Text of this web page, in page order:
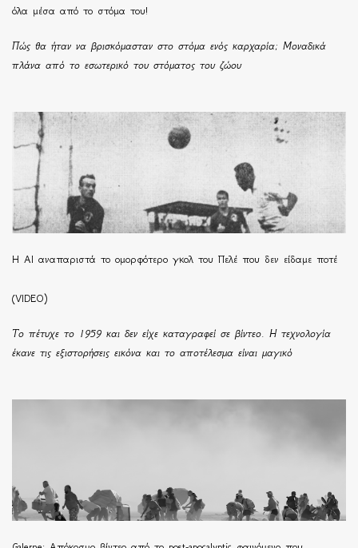
όλα μέσα από το στόμα του!
Πώς θα ήταν να βρισκόμασταν στο στόμα ενός καρχαρία; Μοναδικά
πλάνα από το εσωτερικό του στόματος του ζώου
Η ΑΙ αναπαριστά το ομορφότερο γκολ του Πελέ που δεν είδαμε ποτέ
(VIDEO)
Το πέτυχε το 1959 και δεν είχε καταγραφεί σε βίντεο. Η τεχνολογία
έκανε τις εξιστορήσεις εικόνα και το αποτέλεσμα είναι μαγικό